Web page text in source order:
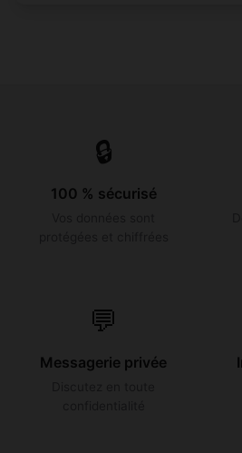
🔒
100 % sécurisé
💬
Messagerie privée